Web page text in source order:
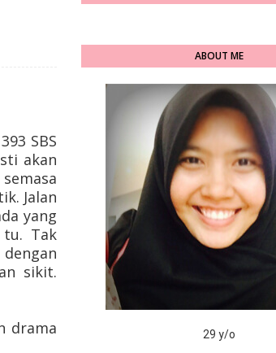
SBS
akan
Jalan
yang
tu. Tak
sikit.
drama
ABOUT ME
29 y/o